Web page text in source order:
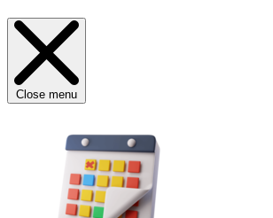
Close menu